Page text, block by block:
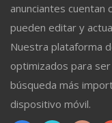
anunciantes cuentan
pueden editar y
Nuestra plataforma
optimizados para
búsqueda más
dispositivo móvil.